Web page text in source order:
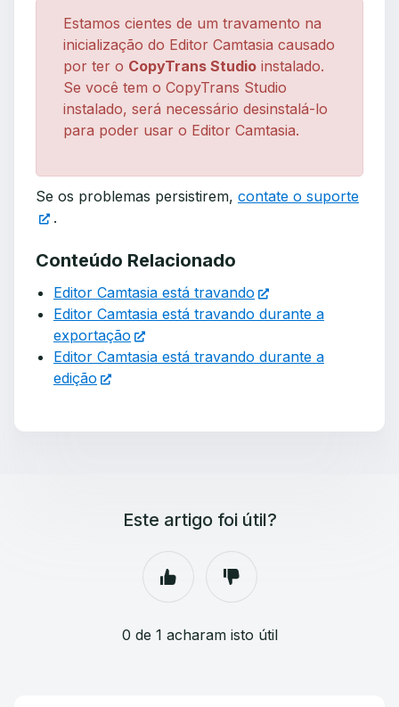
Estamos cientes de um travamento na
inicialização do Editor Camtasia causado
por ter o CopyTrans Studio instalado.
Se você tem o CopyTrans Studio
instalado, será necessário desinstalá-lo
para poder usar o Editor Camtasia.
Se os problemas persistirem, contate o suporte
.
Conteúdo Relacionado
Editor Camtasia está travando
Editor Camtasia está travando durante a
exportação
Editor Camtasia está travando durante a
edição
Este artigo foi útil?
0 de 1 acharam isto útil